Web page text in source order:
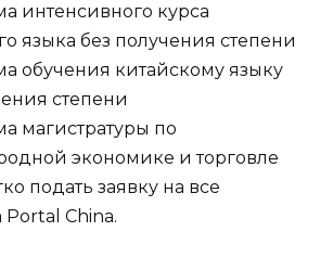
интенсивного курса
языка без получения степени
обучения китайскому языку
степени
магистратуры по
экономике и торговле
подать заявку на все
China.